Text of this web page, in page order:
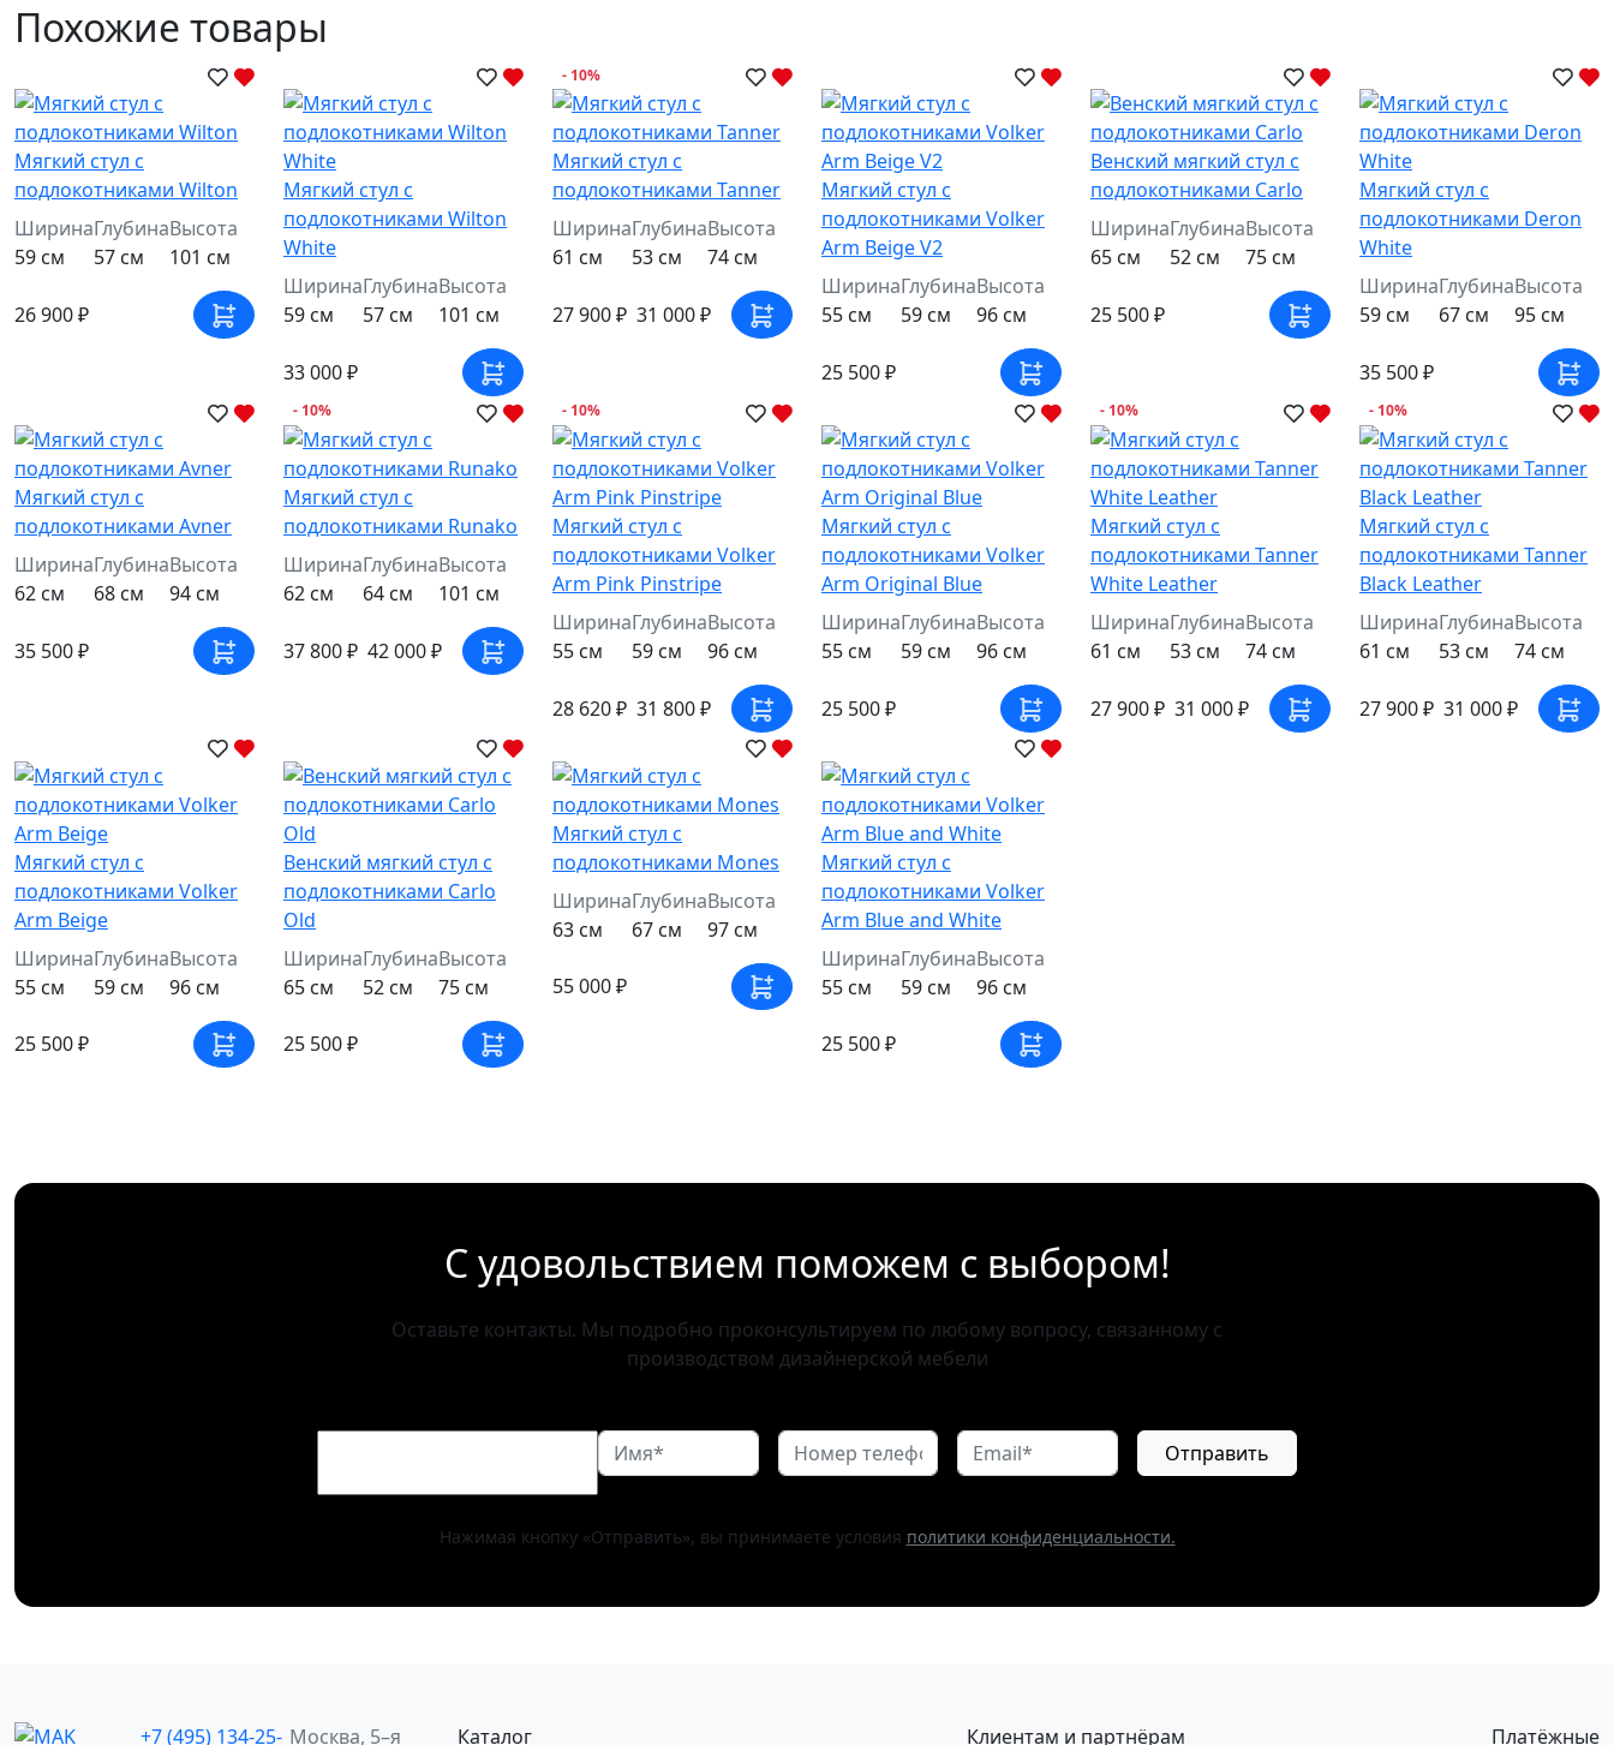
Похожие товары
Мягкий стул с
подлокотниками Wilton
Ширина
59 см
Глубина
57 см
Высота
101 см
26 900 ₽
Мягкий стул с
подлокотниками Wilton
White
Ширина
59 см
Глубина
57 см
Высота
101 см
33 000 ₽
- 10%
Мягкий стул с
подлокотниками Tanner
Ширина
61 см
Глубина
53 см
Высота
74 см
27 900 ₽ 31 000 ₽
Мягкий стул с
подлокотниками Volker
Arm Beige V2
Ширина
55 см
Глубина
59 см
Высота
96 см
25 500 ₽
Венский мягкий стул с
подлокотниками Carlo
Ширина
65 см
Глубина
52 см
Высота
75 см
25 500 ₽
Мягкий стул с
подлокотниками Deron
White
Ширина
59 см
Глубина
67 см
Высота
95 см
35 500 ₽
Мягкий стул с
подлокотниками Avner
Ширина
62 см
Глубина
68 см
Высота
94 см
35 500 ₽
- 10%
Мягкий стул с
подлокотниками Runako
Ширина
62 см
Глубина
64 см
Высота
101 см
37 800 ₽ 42 000 ₽
- 10%
Мягкий стул с
подлокотниками Volker
Arm Pink Pinstripe
Ширина
55 см
Глубина
59 см
Высота
96 см
28 620 ₽ 31 800 ₽
Мягкий стул с
подлокотниками Volker
Arm Original Blue
Ширина
55 см
Глубина
59 см
Высота
96 см
25 500 ₽
- 10%
Мягкий стул с
подлокотниками Tanner
White Leather
Ширина
61 см
Глубина
53 см
Высота
74 см
27 900 ₽ 31 000 ₽
- 10%
Мягкий стул с
подлокотниками Tanner
Black Leather
Ширина
61 см
Глубина
53 см
Высота
74 см
27 900 ₽ 31 000 ₽
Мягкий стул с
подлокотниками Volker
Arm Beige
Ширина
55 см
Глубина
59 см
Высота
96 см
25 500 ₽
Венский мягкий стул с
подлокотниками Carlo
Old
Ширина
65 см
Глубина
52 см
Высота
75 см
25 500 ₽
Мягкий стул с
подлокотниками Mones
Ширина
63 см
Глубина
67 см
Высота
97 см
55 000 ₽
Мягкий стул с
подлокотниками Volker
Arm Blue and White
Ширина
55 см
Глубина
59 см
Высота
96 см
25 500 ₽
С удовольствием поможем с выбором!
Оставьте контакты. Мы подробно проконсультируем по любому вопросу, связанному с
производством дизайнерской мебели
Отправить
Нажимая кнопку «Отправить», вы принимаете условия политики конфиденциальности.
+7 (495) 134-25- Москва, 5–я Каталог Клиентам и партнёрам Платёжные